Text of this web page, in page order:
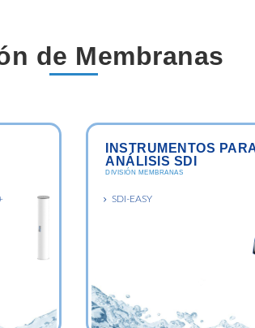
de Membranas
INSTRUMENTOS
ANÁLISIS SDI
DIVISIÓN MEMBRANAS
SDI-EASY